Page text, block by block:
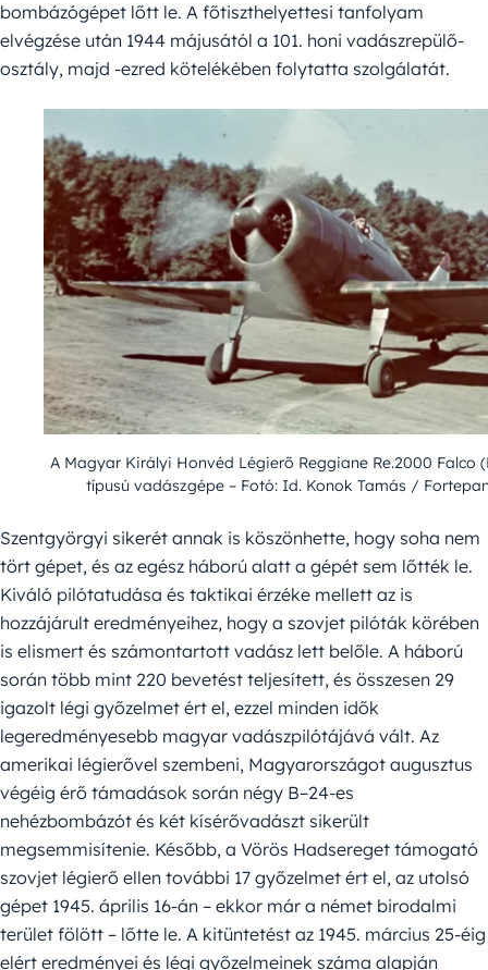
bombázógépet lőtt le. A főtiszthelyettesi tanfolyam
elvégzése után 1944 májusától a 101. honi vadászrepülő-
osztály, majd -ezred kötelékében folytatta szolgálatát.
A Magyar Királyi Honvéd Légierő Reggiane Re.2000 Falco
típusú vadászgépe – Fotó: Id. Konok Tamás /
Szentgyörgyi sikerét annak is köszönhette, hogy soha nem
tört gépet, és az egész háború alatt a gépét sem lőtték le.
Kiváló pilótatudása és taktikai érzéke mellett az is
hozzájárult eredményeihez, hogy a szovjet pilóták körében
is elismert és számontartott vadász lett belőle. A háború
során több mint 220 bevetést teljesített, és összesen 29
igazolt légi győzelmet ért el, ezzel minden idők
legeredményesebb magyar vadászpilótájává vált. Az
amerikai légierővel szembeni, Magyarországot augusztus
végéig érő támadások során négy B–24-es
nehézbombázót és két kísérővadászt sikerült
megsemmisítenie. Később, a Vörös Hadsereget támogató
szovjet légierő ellen további 17 győzelmet ért el, az utolsó
gépet 1945. április 16-án – ekkor már a német birodalmi
terület fölött – lőtte le. A kitüntetést az 1945. március 25-éig
elért eredményei és légi győzelmeinek száma alapján